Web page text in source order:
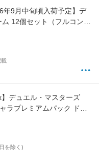
年9月中旬頃入荷予定】デ
12個セット（フルコンプ
ンスターズインク スティ
セス めじるし マーカー
ャーム アクセサリー キ
ング マリー
載
】デュエル・マスターズ
ラプレミアムパック ドラ
っ! 文化祭だョ!全員集合!!
パック)
を除く)